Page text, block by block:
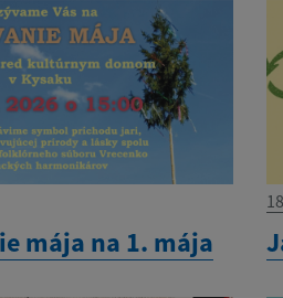
mája na 1. mája